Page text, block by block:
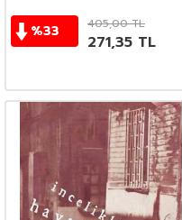
%33 405,00TL
271,35 TL